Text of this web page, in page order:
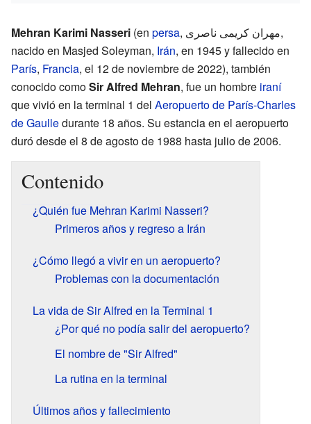
Mehran Karimi Nasseri (en persa, مهران کریمی ناصری‎,
nacido en Masjed Soleyman, Irán, en 1945 y fallecido en
París, Francia, el 12 de noviembre de 2022), también
conocido comoSir Alfred Mehran, fue un hombre iraní
que vivió en la terminal 1 del Aeropuerto de París-Charles
de Gaulledurante 18 años. Su estancia en el aeropuerto
duró desde el 8 de agosto de 1988 hasta julio de 2006.
Contenido
¿Quién fue Mehran Karimi Nasseri?
Primeros años y regreso a Irán
¿Cómo llegó a vivir en un aeropuerto?
Problemas con la documentación
La vida de Sir Alfred en la Terminal 1
¿Por qué no podía salir del aeropuerto?
El nombre de "Sir Alfred"
La rutina en la terminal
Últimos años y fallecimiento